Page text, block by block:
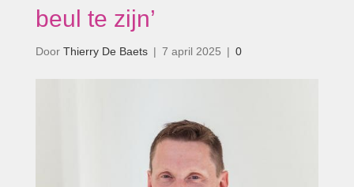
beul te zijn’
Door Thierry De Baets | 7 april 2025 | 0